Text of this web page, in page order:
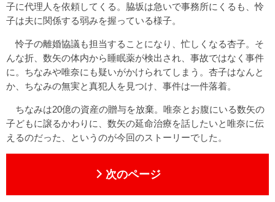
子に代理人を依頼してくる。脇坂は急いで事務所にくるも、怜
子は夫に関係する弱みを握っている様子。
怜子の離婚協議も担当することになり、忙しくなる杏子。そ
んな折、数矢の体内から睡眠薬が検出され、事故ではなく事件
に。ちなみや唯奈にも疑いがかけられてしまう。杏子はなんと
か、ちなみの無実と真犯人を見つけ、事件は一件落着。
ちなみは20億の資産の贈与を放棄。唯奈とお腹にいる数矢の
子どもに譲るかわりに、数矢の延命治療を話したいと唯奈に伝
えるのだった、というのが今回のストーリーでした。
次のページ